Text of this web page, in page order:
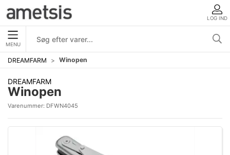
LOG IND
MENU
DREAMFARM Winopen
DREAMFARM
Winopen
Varenummer: DFWN4045